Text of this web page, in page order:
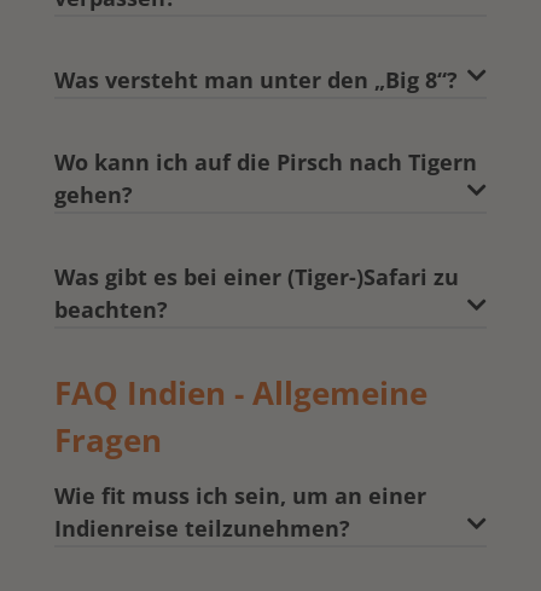
Was versteht man unter den „Big 8“?
Wo kann ich auf die Pirsch nach Tigern
gehen?
Was gibt es bei einer (Tiger-)Safari zu
beachten?
FAQ Indien - Allgemeine
Fragen
Wie fit muss ich sein, um an einer
Indienreise teilzunehmen?